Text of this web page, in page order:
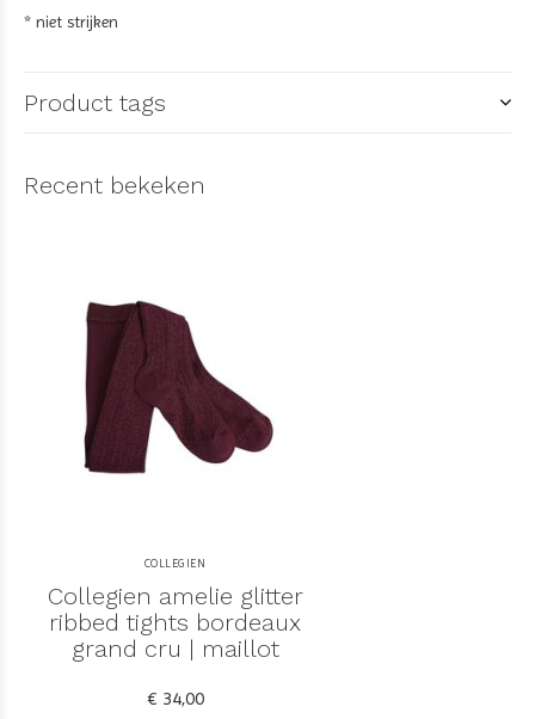
* niet strijken
Product tags
Recent bekeken
COLLEGIEN
Collegien amelie glitter
ribbed tights bordeaux
grand cru | maillot
€ 34,00